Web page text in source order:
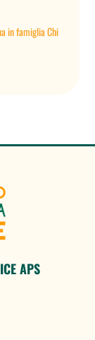
in famiglia Chi
APS